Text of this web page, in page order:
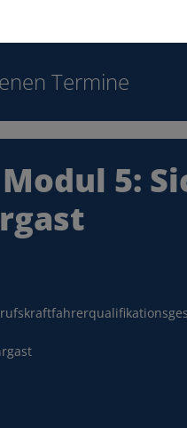
Termine
5: